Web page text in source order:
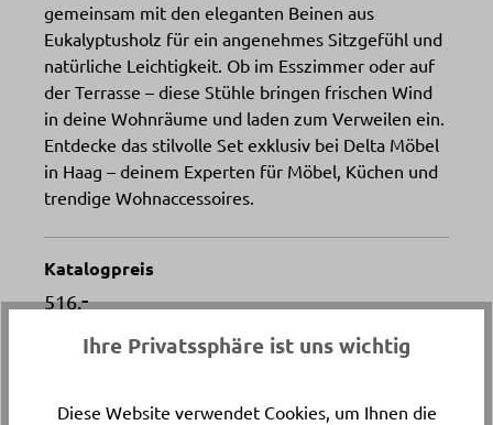
gemeinsam mit den eleganten Beinen aus
Eukalyptusholz für ein angenehmes Sitzgefühl und
natürliche Leichtigkeit. Ob im Esszimmer oder auf
der Terrasse – diese Stühle bringen frischen Wind
in deine Wohnräume und laden zum Verweilen ein.
Entdecke das stilvolle Set exklusiv bei Delta Möbel
in Haag – deinem Experten für Möbel, Küchen und
trendige Wohnaccessoires.
Katalogpreis
516.-
Ihre Privatssphäre ist uns wichtig
Diese Website verwendet Cookies, um Ihnen die